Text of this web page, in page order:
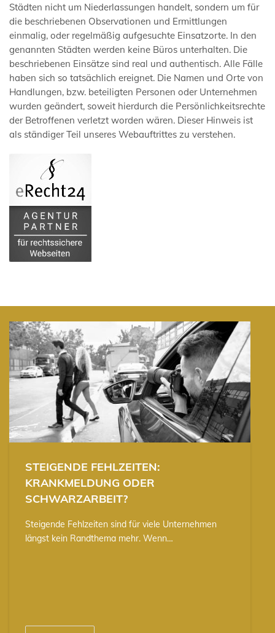
Städten nicht um Niederlassungen handelt, sondern um für
die beschriebenen Observationen und Ermittlungen
einmalig, oder regelmäßig aufgesuchte Einsatzorte. In den
genannten Städten werden keine Büros unterhalten. Die
beschriebenen Einsätze sind real und authentisch. Alle Fälle
haben sich so tatsächlich ereignet. Die Namen und Orte von
Handlungen, bzw. beteiligten Personen oder Unternehmen
wurden geändert, soweit hierdurch die Persönlichkeitsrechte
der Betroffenen verletzt worden wären. Dieser Hinweis ist
als ständiger Teil unseres Webauftrittes zu verstehen.
STEIGENDE FEHLZEITEN:
KRANKMELDUNG ODER
SCHWARZARBEIT?
Steigende Fehlzeiten sind für viele Unternehmen
längst kein Randthema mehr. Wenn…